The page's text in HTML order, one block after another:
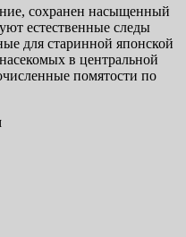
сохранен насыщенный
естественные следы
для старинной японской
в центральной
помятости по